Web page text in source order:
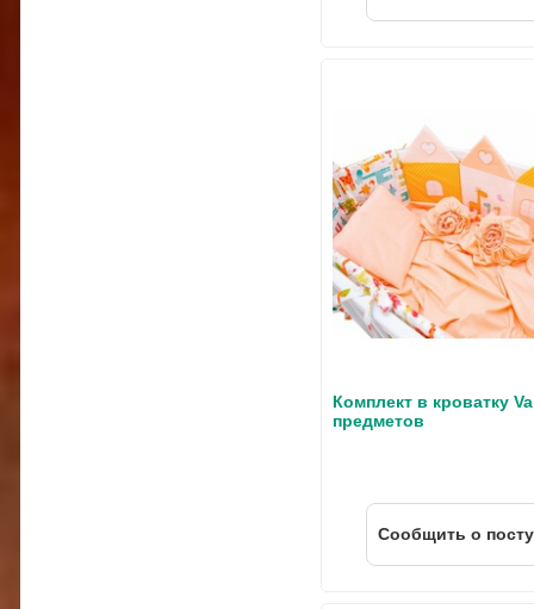
Комплект в кроватку
предметов
Cообщить о